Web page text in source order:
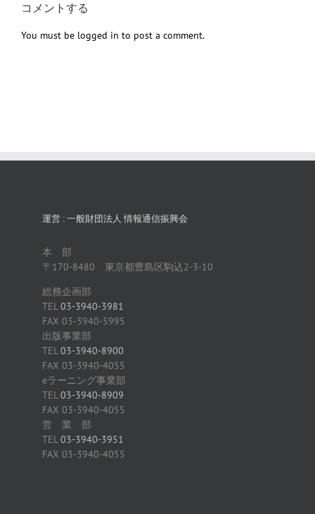
コメントする
You must be logged in to post a comment.
運営 : 一般財団法人 情報通信振興会
本 部
〒170-8480 東京都豊島区駒込2-3-10
総務企画部
TEL03-3940-3981
FAX 03-3940-5995
出版事業部
TEL03-3940-8900
FAX 03-3940-4055
eラーニング事業部
TEL03-3940-8909
FAX 03-3940-4055
営 業 部
TEL03-3940-3951
FAX 03-3940-4055